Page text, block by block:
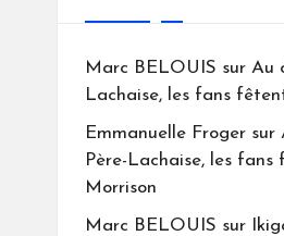
Marc BELOUIS sur Au
Lachaise, les fans
Emmanuelle Frogersur
Père-Lachaise, les fans
Morrison
Marc BELOUIS sur